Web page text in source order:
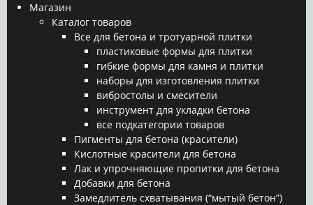
Магазин
Каталог товаров
Все для бетона и тротуарной плитки
пластиковые формы для плитки
гибкие формы для камня и плитки
наборы для изготовления плитки
вибростолы и смесители
инструмент для укладки бетона
все подкатегории товаров
Пигменты для бетона (красители)
Кислотные красители для бетона
Лак и упрочняющие пропитки для бетона
Добавки для бетона
Замедлитель схватывания (“мытый бетон”)